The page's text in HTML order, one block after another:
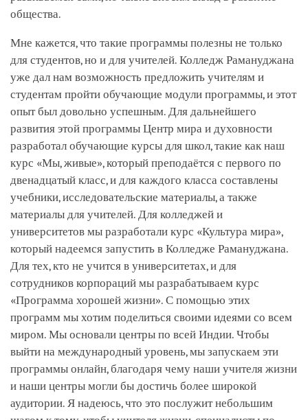
общества.
Мне кажется, что такие программы полезны не только
для студентов, но и для учителей. Колледж Рамануджана
уже дал нам возможность предложить учителям и
студентам пройти обучающие модули программы, и этот
опыт был довольно успешным. Для дальнейшего
развития этой программы Центр мира и духовности
разработал обучающие курсы для школ, такие как наш
курс «Мы, живые», который преподаётся с первого по
двенадцатый класс, и для каждого класса составлены
учебники, исследовательские материалы, а также
материалы для учителей. Для колледжей и
университетов мы разработали курс «Культура мира»,
который надеемся запустить в Колледже Рамануджана.
Для тех, кто не учится в университетах, и для
сотрудников корпораций мы разрабатываем курс
«Программа хорошей жизни». С помощью этих
программ мы хотим поделиться своими идеями со всем
миром. Мы основали центры по всей Индии. Чтобы
выйти на международный уровень, мы запускаем эти
программы онлайн, благодаря чему наши учителя жизни
и наши центры могли бы достичь более широкой
аудитории. Я надеюсь, что это послужит небольшим